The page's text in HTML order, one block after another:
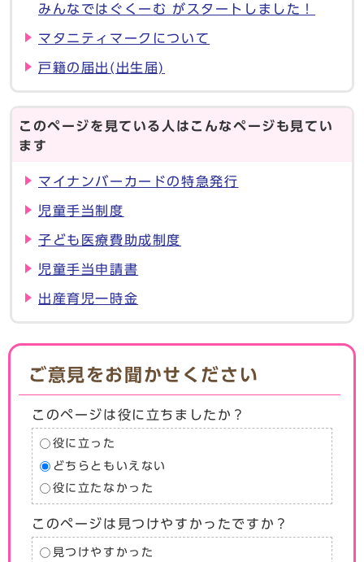
みんなではぐくーむ がスタートしました！
マタニティマークについて
戸籍の届出(出生届)
このページを見ている人はこんなページも見てい
ます
マイナンバーカードの特急発行
児童手当制度
子ども医療費助成制度
児童手当申請書
出産育児一時金
ご意見をお聞かせください
このページは役に立ちましたか？
役に立った
どちらともいえない
役に立たなかった
このページは見つけやすかったですか？
見つけやすかった